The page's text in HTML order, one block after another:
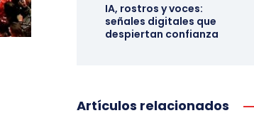
IA, rostros y voces:
señales digitales que
despiertan confianza
Artículos relacionados